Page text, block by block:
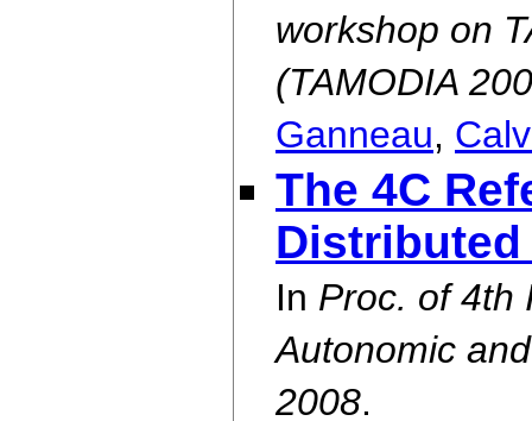
workshop on
(TAMODIA
Ganneau,
The 4C
In Proc. of 4th
Autonomic
2008.